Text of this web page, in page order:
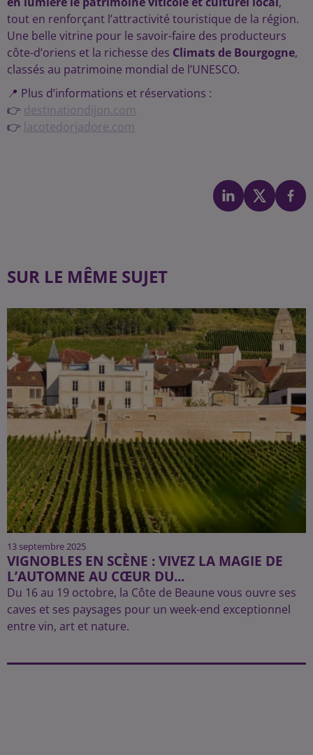
tout en renforçant l’attractivité touristique de la région.
Une belle vitrine pour le savoir-faire des producteurs
côte-d’oriens et la richesse des Climats de Bourgogne,
classés au patrimoine mondial de l’UNESCO.
📍 Plus d’informations et réservations :
👉 destinationdijon.com
👉 lacotedorjadore.com
SUR LE MÊME SUJET
13 septembre 2025
VIGNOBLES EN SCÈNE : VIVEZ LA MAGIE DE
L’AUTOMNE AU CŒUR DU...
Du 16 au 19 octobre, la Côte de Beaune vous ouvre ses
caves et ses paysages pour un week-end exceptionnel
entre vin, art et nature.